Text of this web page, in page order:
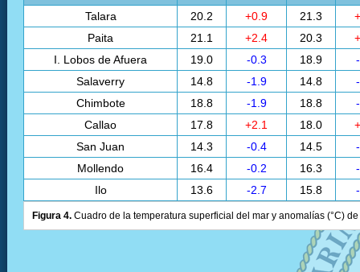
Talara
20.2 +0.9 21.3
Paita
21.1 +2.4 20.3
I. Lobos de Afuera
19.0 -0.3 18.9
Salaverry
14.8 -1.9 14.8
Chimbote
18.8 -1.9 18.8
Callao
17.8 +2.1 18.0
San Juan
14.3 -0.4 14.5
Mollendo
16.4 -0.2 16.3
Ilo
13.6 -2.7 15.8
Figura 4. Cuadro de la temperatura superficial del mar y anomalías (°C)